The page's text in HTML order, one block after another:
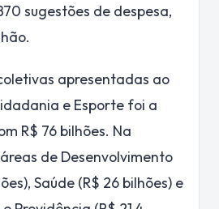
sugestões de despesa,
apresentadas ao
e Esporte foi a
R$ 76 bilhões. Na
de Desenvolvimento
Saúde (R$ 26 bilhões) e